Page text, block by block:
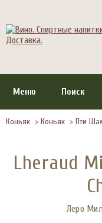
Меню Поиск
Коньяк > Коньяк > Пти
Lheraud
Леро